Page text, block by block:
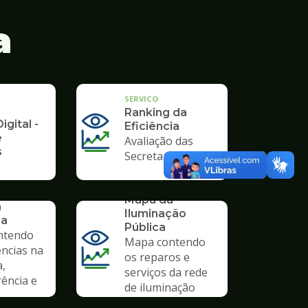
-
SERVICO
Ranking da
Eficiência
Avaliação das
Secretarias
na
e
Mapa da
Iluminação
Pública
Mapa contendo
os reparos e
serviços da rede
de iluminação